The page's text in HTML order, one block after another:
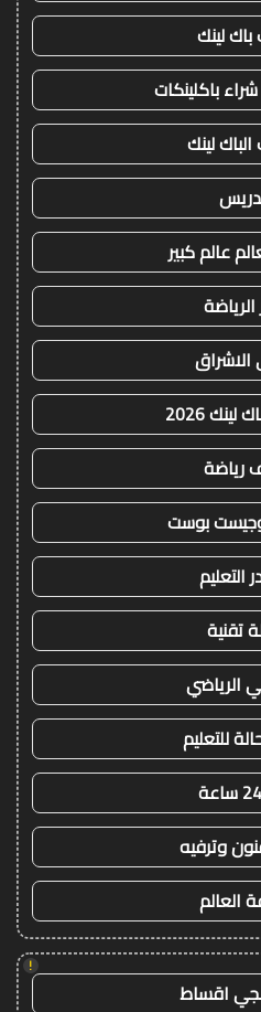
باك لينك
باكلينكات
الباك لينك
عالم كبير
الرياضة
الاشراق
2026
رياضة
وجيست بوست
التعليم
تقنية
الرياضي
للتعليم
وترفيه
العالم
!
اقساط